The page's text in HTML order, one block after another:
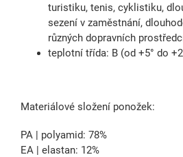
turistiku, tenis, cyklistiku,
sezení v zaměstnání,
různých dopravních
teplotní třída: B (od +5° do
Materiálové složení ponožek:
PA | polyamid: 78%
EA | elastan: 12%